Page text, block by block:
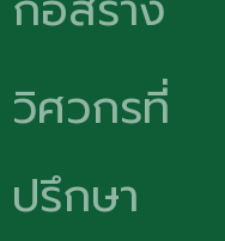
วิศวกรที่
ปรึกษา